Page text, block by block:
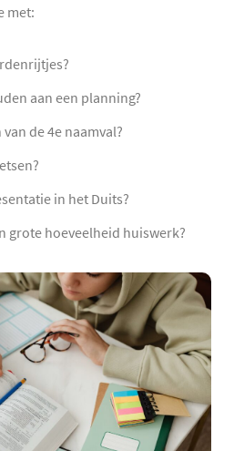
met:
aan een planning?
de 4e naamval?
in het Duits?
grote hoeveelheid huiswerk?